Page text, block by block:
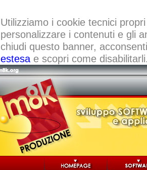
Utilizziamo i cookie tecnici
personalizzare i contenuti e gli
chiudi questo banner,
estesae scopri come